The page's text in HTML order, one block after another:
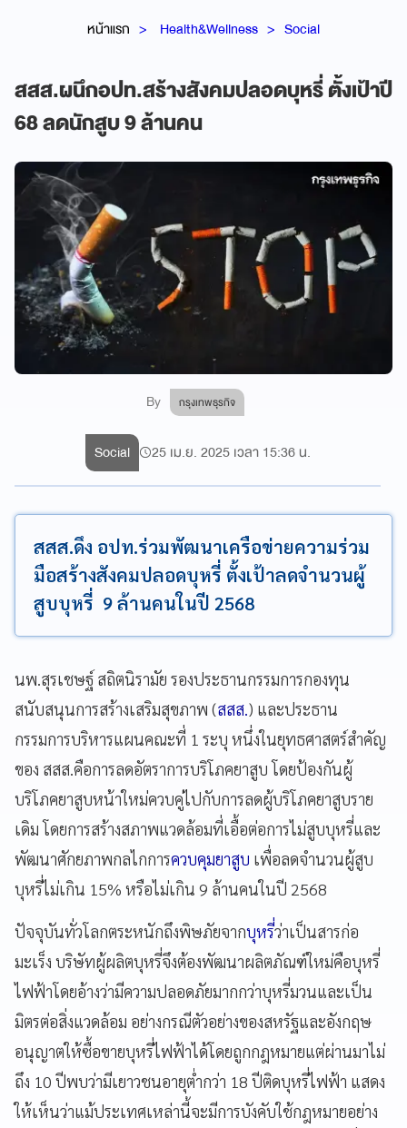
หน้าแรก Health&Wellness Social
สสส.ผนึกอปท.สร้างสังคมปลอดบุหรี่ ตั้งเป้าปี
68 ลดนักสูบ 9 ล้านคน
By กรุงเทพธุรกิจ
Social 25 เม.ย. 2025 เวลา 15:36 น.
สสส.ดึง อปท.ร่วมพัฒนาเครือข่ายความร่วม
มือสร้างสังคมปลอดบุหรี่ ตั้งเป้าลดจำนวนผู้
สูบบุหรี่ 9 ล้านคนในปี 2568
นพ.สุรเชษฐ์ สถิตนิรามัย รองประธานกรรมการกองทุน
สนับสนุนการสร้างเสริมสุขภาพ (สสส.) และประธาน
กรรมการบริหารแผนคณะที่ 1 ระบุ หนึ่งในยุทธศาสตร์สำคัญ
ของ สสส.คือการลดอัตราการบริโภคยาสูบ โดยป้องกันผู้
บริโภคยาสูบหน้าใหม่ควบคู่ไปกับการลดผู้บริโภคยาสูบราย
เดิม โดยการสร้างสภาพแวดล้อมที่เอื้อต่อการไม่สูบบุหรี่และ
พัฒนาศักยภาพกลไกการควบคุมยาสูบ เพื่อลดจำนวนผู้สูบ
บุหรี่ไม่เกิน 15% หรือไม่เกิน 9 ล้านคนในปี 2568
ปัจจุบันทั่วโลกตระหนักถึงพิษภัยจากบุหรี่ว่าเป็นสารก่อ
มะเร็ง บริษัทผู้ผลิตบุหรี่จึงต้องพัฒนาผลิตภัณฑ์ใหม่คือบุหรี่
ไฟฟ้าโดยอ้างว่ามีความปลอดภัยมากกว่าบุหรี่มวนและเป็น
มิตรต่อสิ่งแวดล้อม อย่างกรณีตัวอย่างของสหรัฐและอังกฤษ
อนุญาตให้ซื้อขายบุหรี่ไฟฟ้าได้โดยถูกกฎหมายแต่ผ่านมาไม่
ถึง 10 ปีพบว่ามีเยาวชนอายุต่ำกว่า 18 ปีติดบุหรี่ไฟฟ้า แสดง
ให้เห็นว่าแม้ประเทศเหล่านี้จะมีการบังคับใช้กฎหมายอย่าง